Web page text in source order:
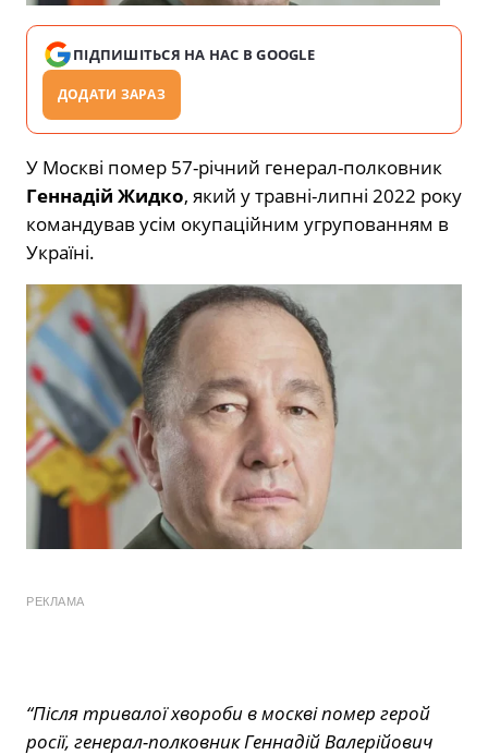
ПІДПИШІТЬСЯ НА НАС В GOOGLE
ДОДАТИ ЗАРАЗ
У Москві помер 57-річний генерал-полковник
Геннадій Жидко, який у травні-липні 2022 року
командував усім окупаційним угрупованням в
Україні.
РЕКЛАМА
“Після тривалої хвороби в москві помер герой
росії, генерал-полковник Геннадій Валерійович